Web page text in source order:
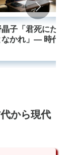
子「君死にたま
かれ」― 時代に
のか
から現代